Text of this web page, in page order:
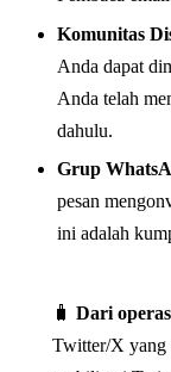
Komunitas
Anda dapat
Anda telah
dahulu.
Grup
pesan
ini adalah
🧳 Dari
Twitter/X yang